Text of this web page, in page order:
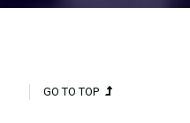
GO TO TOP